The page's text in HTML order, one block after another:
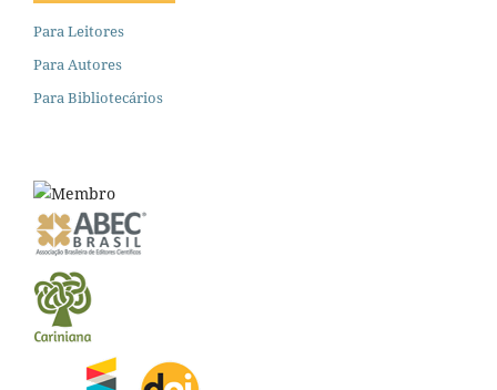
Para Leitores
Para Autores
Para Bibliotecários